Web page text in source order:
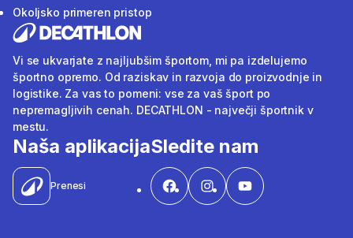
Okoljsko primeren pristop
Vi se ukvarjate z najljubšim športom, mi pa izdelujemo
športno opremo. Od raziskav in razvoja do proizvodnje in
logistike. Za vas to pomeni: vse za vaš šport po
nepremagljivih cenah. DECATHLON - največji športnik v
mestu.
Naša aplikacija
Prenesi
Sledite nam